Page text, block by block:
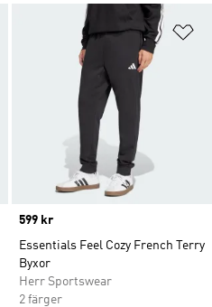
Lägg till på önskelistan
Price
599 kr
Essentials Feel Cozy French Terry
Byxor
Herr Sportswear
2 färger